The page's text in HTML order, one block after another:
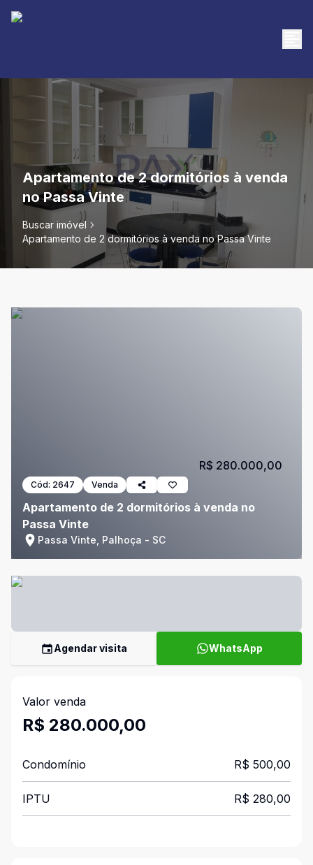
Apartamento de 2 dormitórios à venda
no Passa Vinte
Buscar imóvel
Apartamento de 2 dormitórios à venda no Passa Vinte
Cód: 2647 Venda
Apartamento de 2 dormitórios à venda no
Passa Vinte
Passa Vinte, Palhoça - SC
R$ 280.000,00
Agendar visita WhatsApp
Valor venda
R$ 280.000,00
Condomínio R$ 500,00
IPTU R$ 280,00